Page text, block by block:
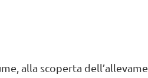
alla scoperta